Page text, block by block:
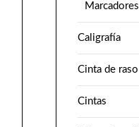
Marcadores
Caligrafía
Cinta de raso
Cintas